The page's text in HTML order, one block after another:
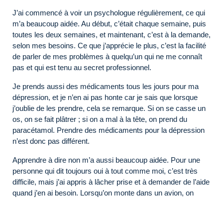
J’ai commencé à voir un psychologue régulièrement, ce qui
m’a beaucoup aidée. Au début, c’était chaque semaine, puis
toutes les deux semaines, et maintenant, c’est à la demande,
selon mes besoins. Ce que j’apprécie le plus, c’est la facilité
de parler de mes problèmes à quelqu’un qui ne me connaît
pas et qui est tenu au secret professionnel.
Je prends aussi des médicaments tous les jours pour ma
dépression, et je n’en ai pas honte car je sais que lorsque
j’oublie de les prendre, cela se remarque. Si on se casse un
os, on se fait plâtrer ; si on a mal à la tête, on prend du
paracétamol. Prendre des médicaments pour la dépression
n’est donc pas différent.
Apprendre à dire non m’a aussi beaucoup aidée. Pour une
personne qui dit toujours oui à tout comme moi, c’est très
difficile, mais j’ai appris à lâcher prise et à demander de l’aide
quand j’en ai besoin. Lorsqu’on monte dans un avion, on